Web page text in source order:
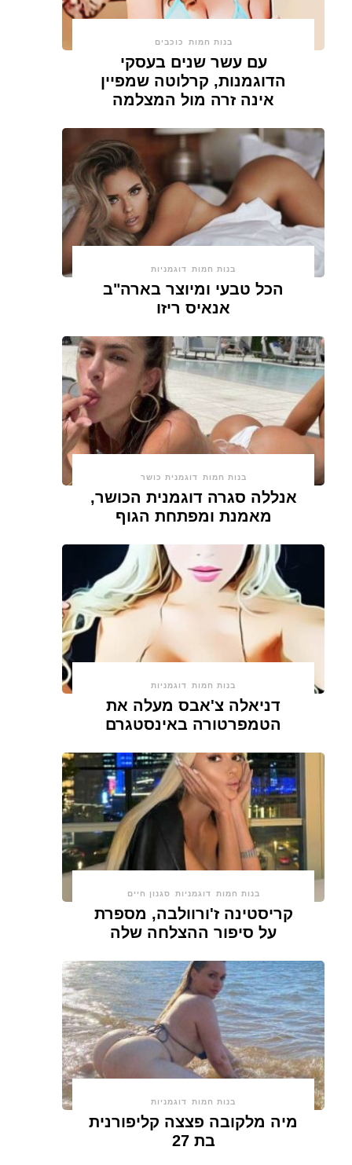
בנות חמות כוכבים
עם עשר שנים בעסקי
הדוגמנות, קרלוטה שמפיין
אינה זרה מול המצלמה
בנות חמות דוגמניות
הכל טבעי ומיוצר בארה"ב
אנאיס ריזו
בנות חמות דוגמנית כושר
אנללה סגרה דוגמנית הכושר,
מאמנת ומפתחת הגוף
בנות חמות דוגמניות
דניאלה צ'אבס מעלה את
הטמפרטורה באינסטגרם
בנות חמות דוגמניות סגנון חיים
קריסטינה ז'ורוולבה, מספרת
על סיפור ההצלחה שלה
בנות חמות דוגמניות
מיה מלקובה פצצה קליפורנית
בת 27